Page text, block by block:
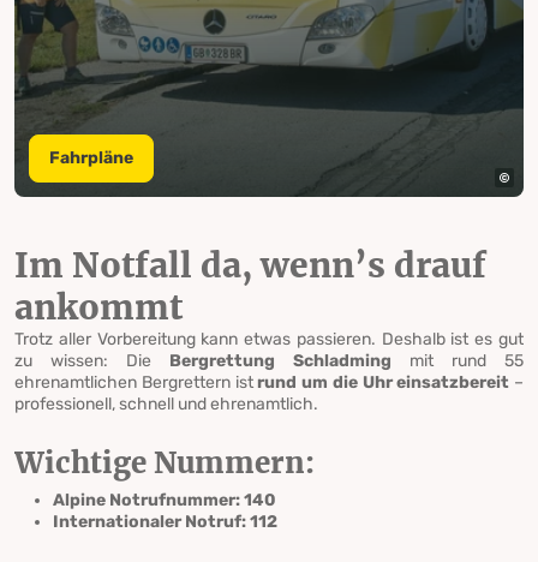
Fahrpläne
Im Notfall da, wenn’s drauf
ankommt
Trotz aller Vorbereitung kann etwas passieren. Deshalb ist es gut
zu wissen: Die Bergrettung Schladming mit rund 55
ehrenamtlichen Bergrettern istrund um die Uhr einsatzbereit –
professionell, schnell und ehrenamtlich.
Wichtige Nummern:
Alpine Notrufnummer: 140
Internationaler Notruf: 112